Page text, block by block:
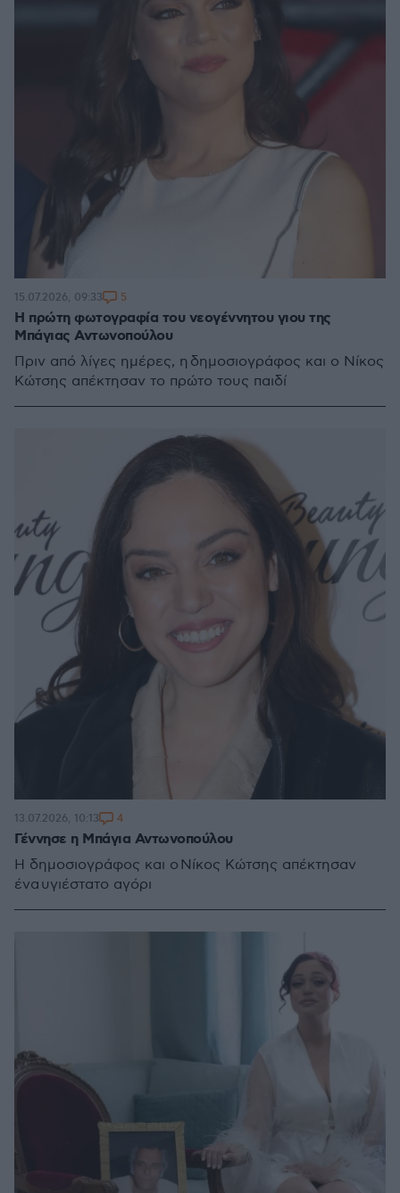
Η πρώτη φωτογραφία του νεογέννητου γιου της
Μπάγιας Αντωνοπούλου
Πριν από λίγες ημέρες, η δημοσιογράφος και ο Νίκος
Κώτσης απέκτησαν το πρώτο τους παιδί
15.07.2026, 09:33 5
Γέννησε η Μπάγια Αντωνοπούλου
Η δημοσιογράφος και ο Νίκος Κώτσης απέκτησαν
ένα υγιέστατο αγόρι
13.07.2026, 10:13 4